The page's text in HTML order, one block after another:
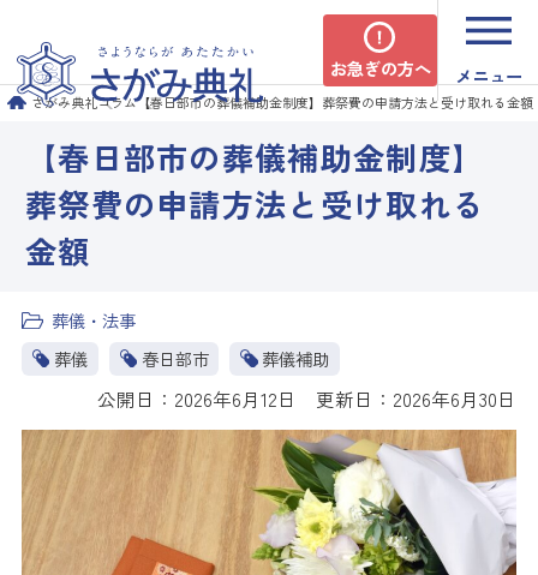
お急ぎの方へ メニュー
さがみ典礼コラム【春日部市の葬儀補助金制度】葬祭費の申請方法と受け取れる金額
【春日部市の葬儀補助金制度】
葬祭費の申請方法と受け取れる
金額
葬儀・法事
葬儀
春日部市 葬儀補助
公開日：2026年6月12日 更新日：2026年6月30日